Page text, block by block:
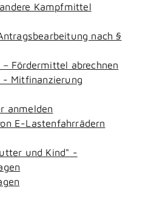
Kampfmittel
nach §
Fördermittel abrechnen
- Mitfinanzierung
anmelden
E-Lastenfahrrädern
und Kind" -